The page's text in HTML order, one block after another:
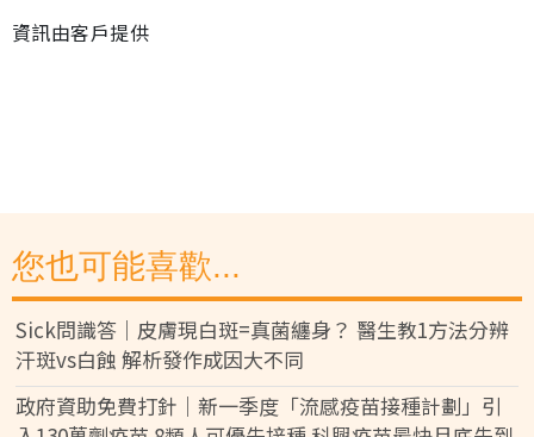
資訊由客戶提供
您也可能喜歡...
Sick問識答｜皮膚現白斑=真菌纏身？ 醫生教1方法分辨
汗斑vs白蝕 解析發作成因大不同
政府資助免費打針｜新一季度「流感疫苗接種計劃」引